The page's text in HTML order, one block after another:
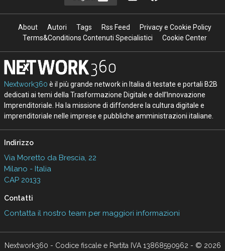
About Autori Tags Rss Feed
Privacy e Cookie Policy
Terms&Conditions Contenuti Specialistici
Cookie Center
Nextwork360 è il più grande network in Italia di testate e portali B2B
dedicati ai temi della Trasformazione Digitale e dell’Innovazione
Imprenditoriale. Ha la missione di diffondere la cultura digitale e
imprenditoriale nelle imprese e pubbliche amministrazioni italiane.
Indirizzo
Via Moretto da Brescia, 22
Milano - Italia
CAP 20133
Contatti
Contatta il nostro team per maggiori informazioni
Nextwork360 - Codice fiscale e Partita IVA 13868590962 - © 2026